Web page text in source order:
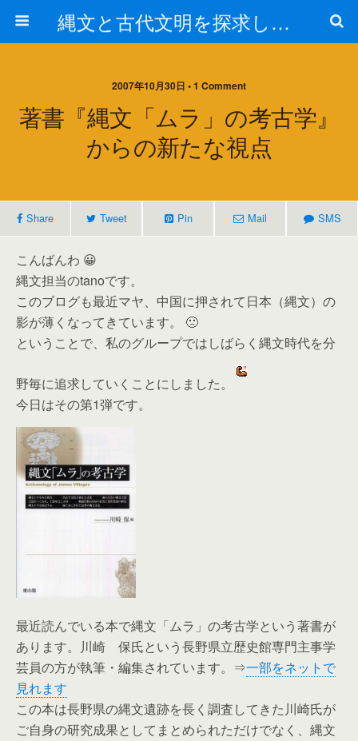
縄文と古代文明を探求しよう！
2007年10月30日 • 1 Comment
著書『縄文「ムラ」の考古学』
からの新たな視点
Share Tweet Pin Mail SMS
こんばんわ 😀
縄文担当のtanoです。
このブログも最近マヤ、中国に押されて日本（縄文）の
影が薄くなってきています。 🙁
ということで、私のグループではしばらく縄文時代を分
野毎に追求していくことにしました。
今日はその第1弾です。
最近読んでいる本で縄文「ムラ」の考古学という著書が
あります。川崎 保氏という長野県立歴史館専門主事学
芸員の方が執筆・編集されています。⇒一部をネットで
見れます
この本は長野県の縄文遺跡を長く調査してきた川崎氏が
ご自身の研究成果としてまとめられただけでなく、縄文